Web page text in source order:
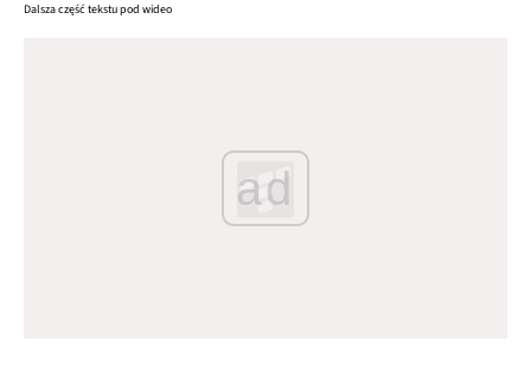
Dalsza część tekstu pod wideo
ad